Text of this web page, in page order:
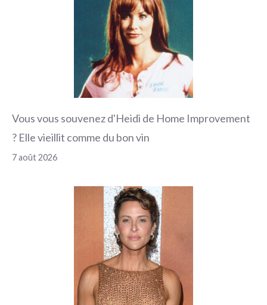
Vous vous souvenez d'Heidi de Home Improvement
? Elle vieillit comme du bon vin
7 août 2026